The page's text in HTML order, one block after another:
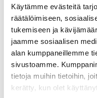
Käytämme evästeitä
räätälöimiseen,
tukemiseen ja
jaamme sosiaalisen
alan kumppaneillemme
sivustoamme.
tietoja muihin tietoihin,
kerätty, kun olet
Lisätietoa
Suometsien
Suometsien
Suometsien
sidosryhmäpaneelit